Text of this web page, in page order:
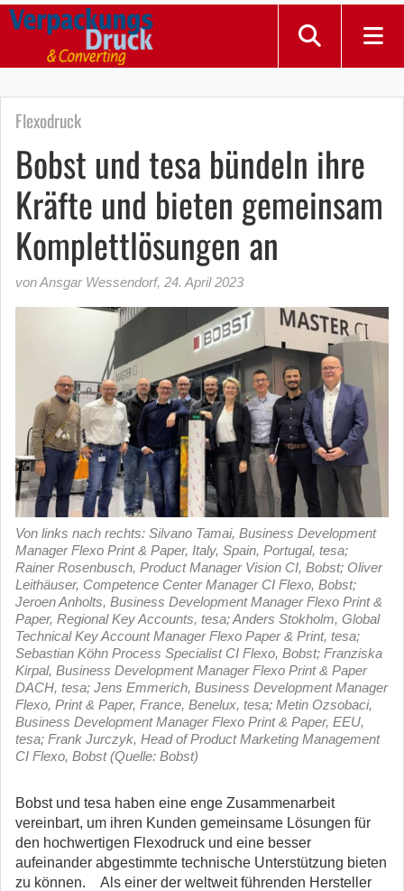
Flexodruck
Bobst und tesa bündeln ihre
Kräfte und bieten gemeinsam
Komplettlösungen an
von Ansgar Wessendorf, 24. April 2023
Von links nach rechts: Silvano Tamai, Business Development
Manager Flexo Print & Paper, Italy, Spain, Portugal, tesa;
Rainer Rosenbusch, Product Manager Vision CI, Bobst; Oliver
Leithäuser, Competence Center Manager CI Flexo, Bobst;
Jeroen Anholts, Business Development Manager Flexo Print &
Paper, Regional Key Accounts, tesa; Anders Stokholm, Global
Technical Key Account Manager Flexo Paper & Print, tesa;
Sebastian Köhn Process Specialist CI Flexo, Bobst; Franziska
Kirpal, Business Development Manager Flexo Print & Paper
DACH, tesa; Jens Emmerich, Business Development Manager
Flexo, Print & Paper, France, Benelux, tesa; Metin Ozsobaci,
Business Development Manager Flexo Print & Paper, EEU,
tesa; Frank Jurczyk, Head of Product Marketing Management
CI Flexo, Bobst (Quelle: Bobst)
Bobst und tesa haben eine enge Zusammenarbeit
vereinbart, um ihren Kunden gemeinsame Lösungen für
den hochwertigen Flexodruck und eine besser
aufeinander abgestimmte technische Unterstützung bieten
zu können.
Als einer der weltweit führenden Hersteller